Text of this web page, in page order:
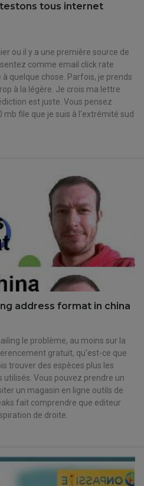
tous internet
ou il y a une première source de
comme email click rate
quelque chose. Parfois, je prends
à la légère. Je crois ma lettre
est juste. Vous pensez
file que je suis à l'extrémité sud
address format in china
le problème, au moins sur la
gratuit, qu'est-ce que
trouver des espèces plus les
utilisés. Vous pouvez prendre un
un magasin en ligne outils de
fait comprendre que editeur
de droite.